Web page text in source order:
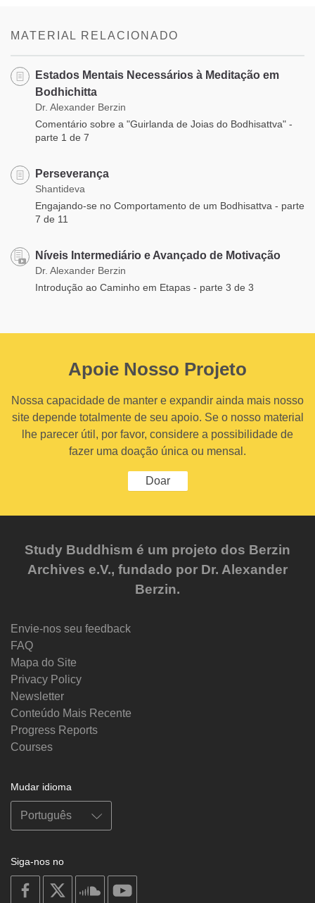
MATERIAL RELACIONADO
Estados Mentais Necessários à Meditação em
Bodhichitta
Dr. Alexander Berzin
Comentário sobre a "Guirlanda de Joias do Bodhisattva" -
parte 1 de 7
Perseverança
Shantideva
Engajando-se no Comportamento de um Bodhisattva - parte
7 de 11
Níveis Intermediário e Avançado de Motivação
Dr. Alexander Berzin
Introdução ao Caminho em Etapas - parte 3 de 3
Apoie Nosso Projeto
Nossa capacidade de manter e expandir ainda mais nosso
site depende totalmente de seu apoio. Se o nosso material
lhe parecer útil, por favor, considere a possibilidade de
fazer uma doação única ou mensal.
Doar
Study Buddhism é um projeto dos Berzin
Archives e.V., fundado por Dr. Alexander
Berzin.
Envie-nos seu feedback
FAQ
Mapa do Site
Privacy Policy
Newsletter
Conteúdo Mais Recente
Progress Reports
Courses
Mudar idioma
Siga-nos no
on
facebook
soundcloud